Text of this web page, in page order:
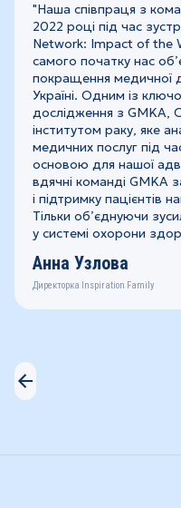
"Наша співпраця з
2022 році під час
Network: Impact of the
самого початку нас
покращення медичної
Україні. Одним із
дослідження з GMKA,
інститутом раку, яке
медичних послуг під
основою для нашої
вдячні команді GMKA
і підтримку пацієнтів
Тільки об’єднуючи
у системі охорони
Анна Узлова
Директорка Inspiration Family